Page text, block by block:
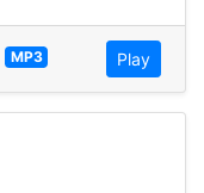
MP3 Play